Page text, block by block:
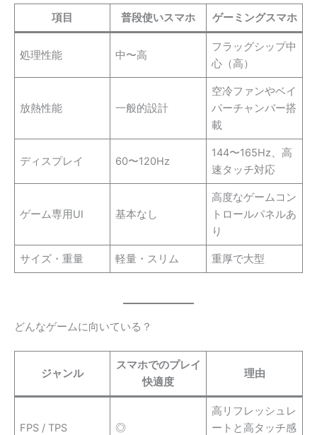
項目 普段使いスマホ ゲーミングスマホ
処理性能 中〜高
フラッグシップ中
心（高）
放熱性能 一般的設計
空冷ファンやベイ
パーチャンバー搭
載
ディスプレイ 60〜120Hz
144〜165Hz、高
速タッチ対応
ゲーム専用UI 基本なし
高度なゲームコン
トロールパネルあ
り
サイズ・重量 軽量・スリム 重厚で大型
どんなゲームに向いている？
ジャンル
スマホでのプレイ
快適度
理由
FPS / TPS ◎
高リフレッシュレ
ートと高タッチ感